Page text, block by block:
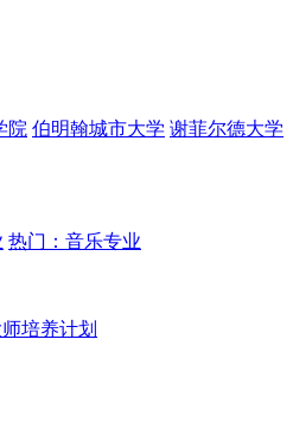
院 伯明翰城市大学 谢菲尔德大学
热门：音乐专业
培养计划